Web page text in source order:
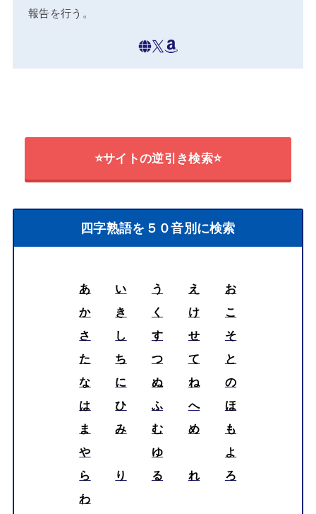
報告を行う。
⭐サイトの逆引き検索⭐
四字熟語を５０音別に検索
あ い う え
お
か
き く け
こ
さ
し す せ
そ
た
ち つ て
と
な
に ぬ ね
の
は
ひ ふ へ
ほ
ま
み む め
も
や
ゆ
よ
ら
り る れ
ろ
わ